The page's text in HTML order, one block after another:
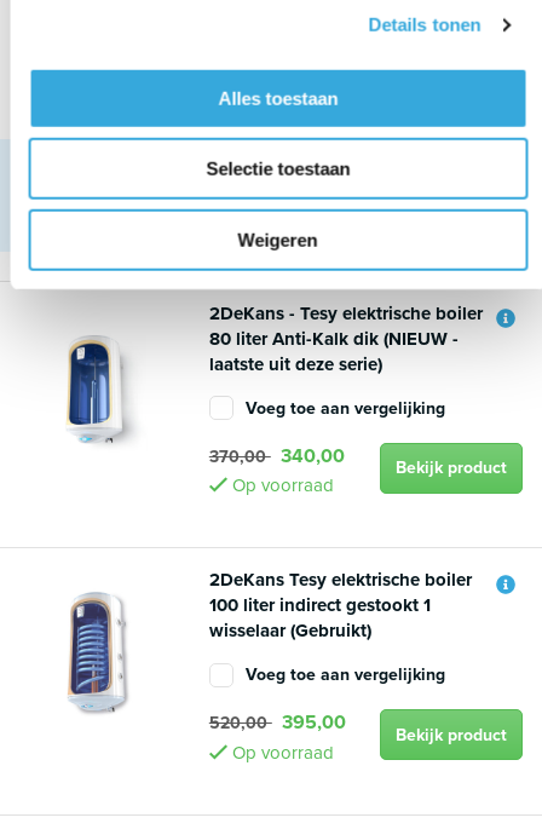
Details tonen
Alles toestaan
Selectie toestaan
Weigeren
Op voorraad
Voor 15:00 uur besteld, dezelfde werkdag verzonden
Beoordeling: 8.9 door 1790 klanten opKiyoh
2DeKans - Tesy elektrische boiler
80 liter Anti-Kalk dik (NIEUW -
laatste uit deze serie)
Voeg toe aan vergelijking
370,00 340,00
Op voorraad
Bekijk product
2DeKans Tesy elektrische boiler
100 liter indirect gestookt 1
wisselaar (Gebruikt)
Voeg toe aan vergelijking
520,00 395,00
Op voorraad
Bekijk product